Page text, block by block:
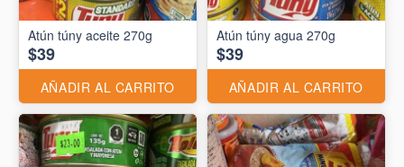
Atún túny aceite 270g
$39
AÑADIR AL CARRITO
Atún túny agua 270g
$39
AÑADIR AL CARRITO